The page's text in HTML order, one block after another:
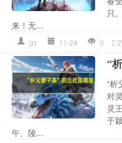
只
来！无...
jzr 11-24 0
“
“析
对
灵
于
午、陵...